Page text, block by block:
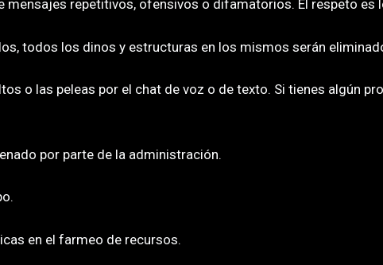
repetitivos, ofensivos o difamatorios. El respeto es
todos los dinos y estructuras en los mismos serán
o las peleas por el chat de voz o de texto. Si tienes algún
por parte de la administración.
en el farmeo de recursos.